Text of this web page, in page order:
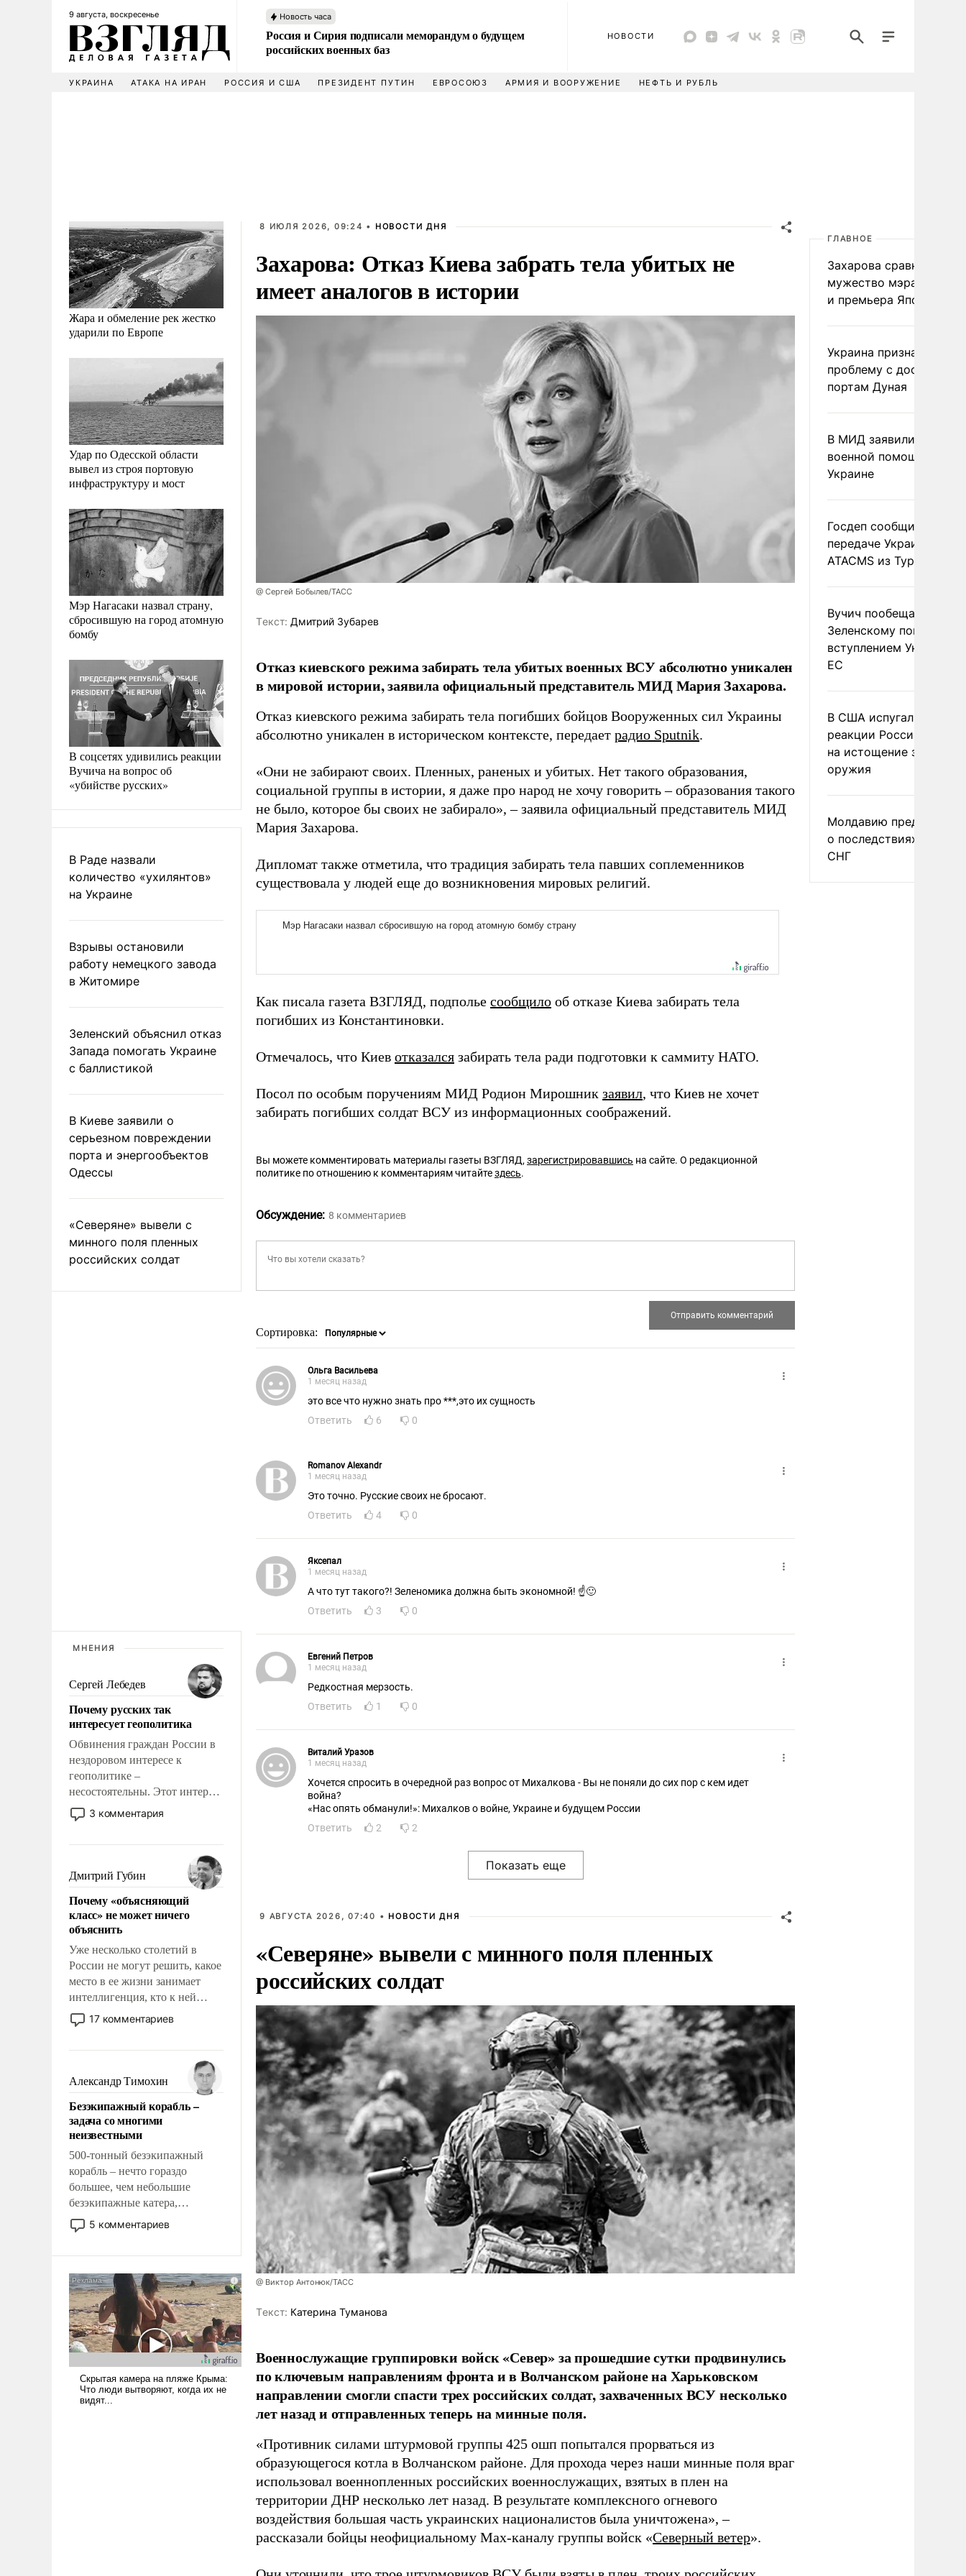
9 августа, воскресенье Новость часа
Россия и Сирия подписали меморандум о будущем
российских военных баз
НОВОСТИ
УКРАИНА АТАКА НА ИРАН РОССИЯ И США ПРЕЗИДЕНТ ПУТИН ЕВРОСОЮЗ АРМИЯ И ВООРУЖЕНИЕ НЕФТЬ И РУБЛЬ
Жара и обмеление рек жестко
ударили по Европе
Удар по Одесской области
вывел из строя портовую
инфраструктуру и мост
Мэр Нагасаки назвал страну,
сбросившую на город атомную
бомбу
В соцсетях удивились реакции
Вучича на вопрос об
«убийстве русских»
В Раде назвали
количество «ухилянтов»
на Украине
Взрывы остановили
работу немецкого завода
в Житомире
Зеленский объяснил отказ
Запада помогать Украине
с баллистикой
В Киеве заявили о
серьезном повреждении
порта и энергообъектов
Одессы
«Северяне» вывели с
минного поля пленных
российских солдат
МНЕНИЯ
Сергей Лебедев
Почему русских так
интересует геополитика
Обвинения граждан России в
нездоровом интересе к
геополитике –
несостоятельны. Этот интерес
рационален и прагматичен. Он
обусловлен тысячелетним
фундаментальным знанием,
что мировая политика имеет
свойство заявляться на порог
нашего дома.
3 комментария
Дмитрий Губин
Почему «объясняющий
класс» не может ничего
объяснить
Уже несколько столетий в
России не могут решить, какое
место в ее жизни занимает
интеллигенция, кто к ней
принадлежит, а кого из нее
исключили с правом
чем она отличается от просто
образованных людей. Иногда
казалось, что эти вопросы
решены раз и навсегда, но –
нет, не решены.
17 комментариев
Александр Тимохин
Безэкипажный корабль –
задача со многими
неизвестными
500-тонный безэкипажный
корабль – нечто гораздо
большее, чем небольшие
безэкипажные катера,
применение которых уже
стало обыденностью. Задача по
и ее реализация радикально
поднимет наши боевые
возможности.
5 комментариев
8 ИЮЛЯ 2026, 09:24 • НОВОСТИ ДНЯ
Захарова: Отказ Киева забрать тела убитых не
имеет аналогов в истории
@ Сергей Бобылев/ТАСС
Tекст: Дмитрий Зубарев
Отказ киевского режима забирать тела убитых военных ВСУ абсолютно уникален
в мировой истории, заявила официальный представитель МИД Мария Захарова.
Отказ киевского режима забирать тела погибших бойцов Вооруженных сил Украины
абсолютно уникален в историческом контексте, передает радио Sputnik.
«Они не забирают своих. Пленных, раненых и убитых. Нет такого образования,
социальной группы в истории, я даже про народ не хочу говорить – образования такого
не было, которое бы своих не забирало», – заявила официальный представитель МИД
Мария Захарова.
Дипломат также отметила, что традиция забирать тела павших соплеменников
существовала у людей еще до возникновения мировых религий.
Как писала газета ВЗГЛЯД, подполье сообщило об отказе Киева забирать тела
погибших из Константиновки.
Отмечалось, что Киев отказался забирать тела ради подготовки к саммиту НАТО.
Посол по особым поручениям МИД Родион Мирошник заявил, что Киев не хочет
забирать погибших солдат ВСУ из информационных соображений.
Вы можете комментировать материалы газеты ВЗГЛЯД,зарегистрировавшись на сайте. О редакционной
политике по отношению к комментариям читайтездесь.
Обсуждение: 8 комментариев
Сортировка:
Ольга Васильева
1 месяц назад
это все что нужно знать про ***,это их сущность
Ответить
6 0
Romanov Alexandr
1 месяц назад
Это точно. Русские своих не бросают.
Ответить
4 0
Яксепал
1 месяц назад
А что тут такого?! Зеленомика должна быть экономной! ☝🙂
Ответить
3 0
Евгений Петров
1 месяц назад
Редкостная мерзость.
Ответить
1 0
Виталий Уразов
1 месяц назад
Хочется спросить в очередной раз вопрос от Михалкова - Вы не поняли до сих пор с кем идет
война?
«Нас опять обманули!»: Михалков о войне, Украине и будущем России
Ответить
2 2
9 АВГУСТА 2026, 07:40 • НОВОСТИ ДНЯ
«Северяне» вывели с минного поля пленных
российских солдат
@ Виктор Антонюк/ТАСС
Tекст: Катерина Туманова
Военнослужащие группировки войск «Север» за прошедшие сутки продвинулись
по ключевым направлениям фронта и в Волчанском районе на Харьковском
направлении смогли спасти трех российских солдат, захваченных ВСУ несколько
лет назад и отправленных теперь на минные поля.
«Противник силами штурмовой группы 425 ошп попытался прорваться из
образующегося котла в Волчанском районе. Для прохода через наши минные поля враг
использовал военнопленных российских военнослужащих, взятых в плен на
территории ДНР несколько лет назад. В результате комплексного огневого
воздействия большая часть украинских националистов была уничтожена», –
рассказали бойцы неофициальному Max-каналу группы войск «Северный ветер».
ГЛАВНОЕ
Захарова сравнила
мужество мэра
и премьера Японии
Украина признала
проблему с доступом к
портам Дуная
В МИД заявили о
военной помощи
Украине
Госдеп сообщил о
передаче Украине
ATACMS из Турции
Вучич пообещал
Зеленскому помочь со
вступлением Украины в
ЕС
В США испугались
реакции России и
на истощение запасов
оружия
Молдавию
о последствиях выхода
СНГ